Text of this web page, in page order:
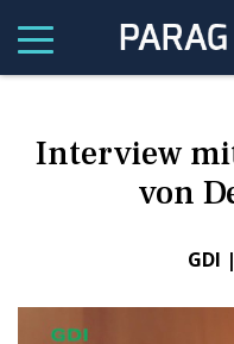
Interview
von
GDI |